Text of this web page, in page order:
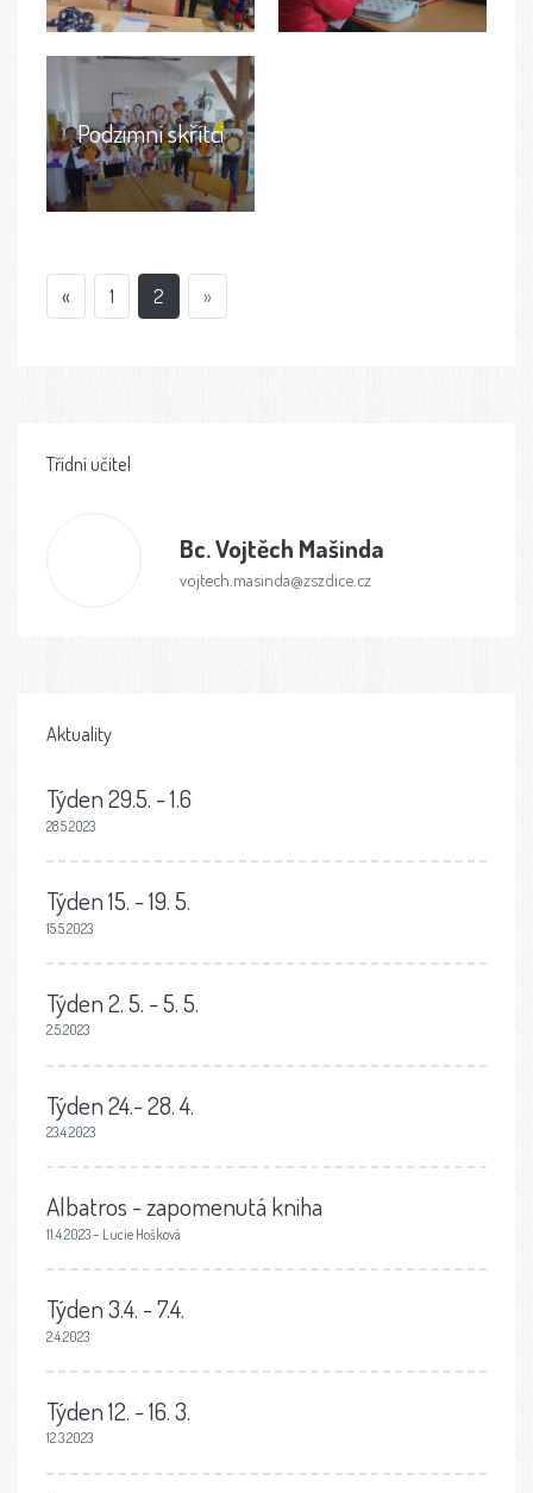
Podzimní skřítci
« 1 2 »
Třídní učitel
Bc.Vojtěch Mašinda
vojtech.masinda@zszdice.cz
Aktuality
Týden 29.5. - 1.6
28.5.2023
Týden 15. - 19. 5.
15.5.2023
Týden 2. 5. - 5. 5.
2.5.2023
Týden 24.- 28. 4.
23.4.2023
Albatros - zapomenutá kniha
11.4.2023 – Lucie Hošková
Týden 3.4. - 7.4.
2.4.2023
Týden 12. - 16. 3.
12.3.2023